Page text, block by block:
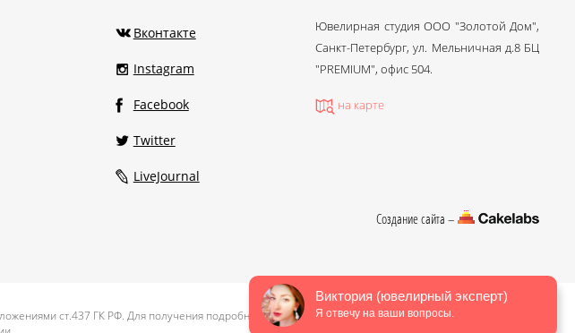
Вконтакте
Instagram
Facebook
Twitter
LiveJournal
Ювелирная студия ООО "Золотой Дом",
Санкт-Петербург, ул. Мельничная д.8 БЦ
"PREMIUM", офис 504.
на карте
Создание сайта –
ст.437 ГК РФ. Для получения подробной информации о стоимости, пожалуйста, обращайтесь в
Виктория (ювелирный эксперт)
Я отвечу на ваши вопросы.